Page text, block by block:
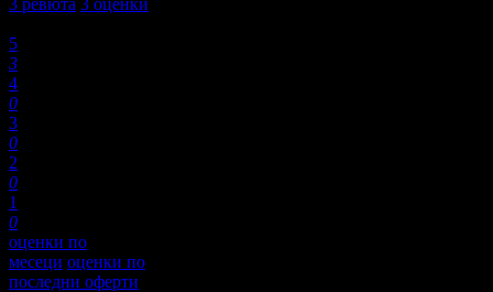
3 ревюта 3 оценки
5
3
4
0
3
0
2
0
1
0
оценки по
месеци оценки по
последни оферти